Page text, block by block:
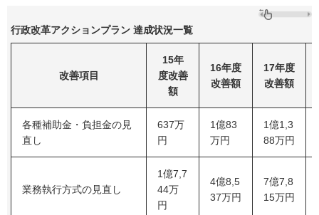
行政改革アクションプラン 達成状況一覧
改善項目
15年
度改善
額
16年度
改善額
17年度
改善額
各種補助金・負担金の見
直し
637万
円
1億83
万円
1億1,3
88万円
業務執行方式の見直し
1億7,7
44万
円
4億8,5
37万円
7億7,8
15万円